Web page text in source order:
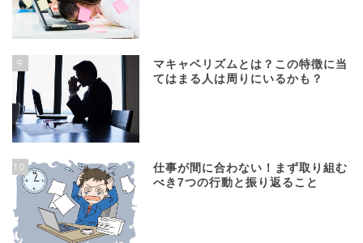
9
マキャベリズムとは？この特徴に当
てはまる人は周りにいるかも？
10
仕事が間に合わない！まず取り組む
べき7つの行動と振り返ること